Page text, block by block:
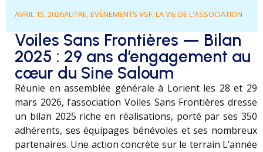
AVRIL 15, 2026AUTRE,EVÈNEMENTS VSF,LA VIE DE L'ASSOCIATION
Voiles Sans Frontières — Bilan
2025 : 29 ans d’engagement au
cœur du Sine Saloum
Réunie en assemblée générale à Lorient les 28 et 29
mars 2026, l’association Voiles Sans Frontières dresse
un bilan 2025 riche en réalisations, porté par ses 350
adhérents, ses équipages bénévoles et ses nombreux
partenaires. Une action concrète sur le terrain L’année